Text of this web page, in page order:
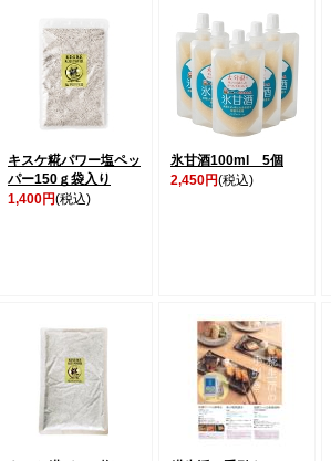
キスケ糀パワー塩ペッ
パー150ｇ袋入り
1,400円(税込)
氷甘酒100ml 5個
2,450円(税込)